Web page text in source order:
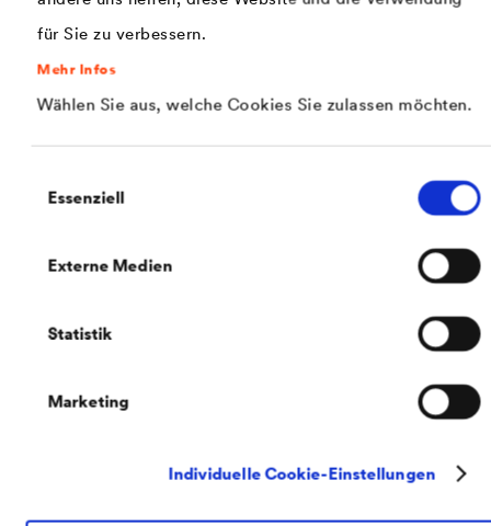
für Sie zu verbessern.
Mehr Infos
Wählen Sie aus, welche Cookies Sie zulassen möchten.
Essenziell
Externe Medien
Statistik
Marketing
Individuelle Cookie-Einstellungen
KTL 2.0 von DÖRKEN
Zinklamellenbeschichtung mit einer optisch schönen